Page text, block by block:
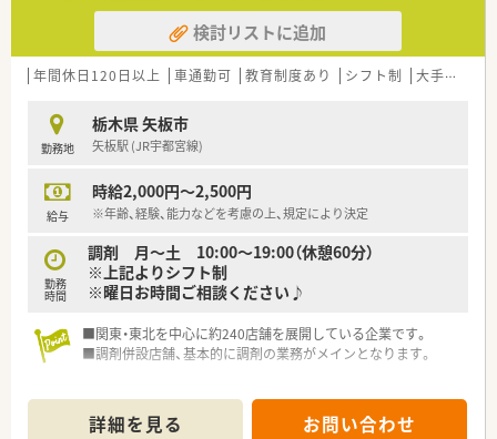
検討リストに追加
年間休日120日以上 車通勤可 教育制度あり シフト制 大手チェーン
勤務地
栃木県 矢板市
矢板駅 (JR宇都宮線)
給与
時給2,000円～2,500円
※年齢、経験、能力などを考慮の上、規定により決定
勤務
時間
調剤 月～土 10:00～19:00（休憩60分）
※上記よりシフト制
※曜日お時間ご相談ください♪
■関東・東北を中心に約240店舗を展開している企業です。
■調剤併設店舗、基本的に調剤の業務がメインとなります。
詳細を見る お問い合わせ